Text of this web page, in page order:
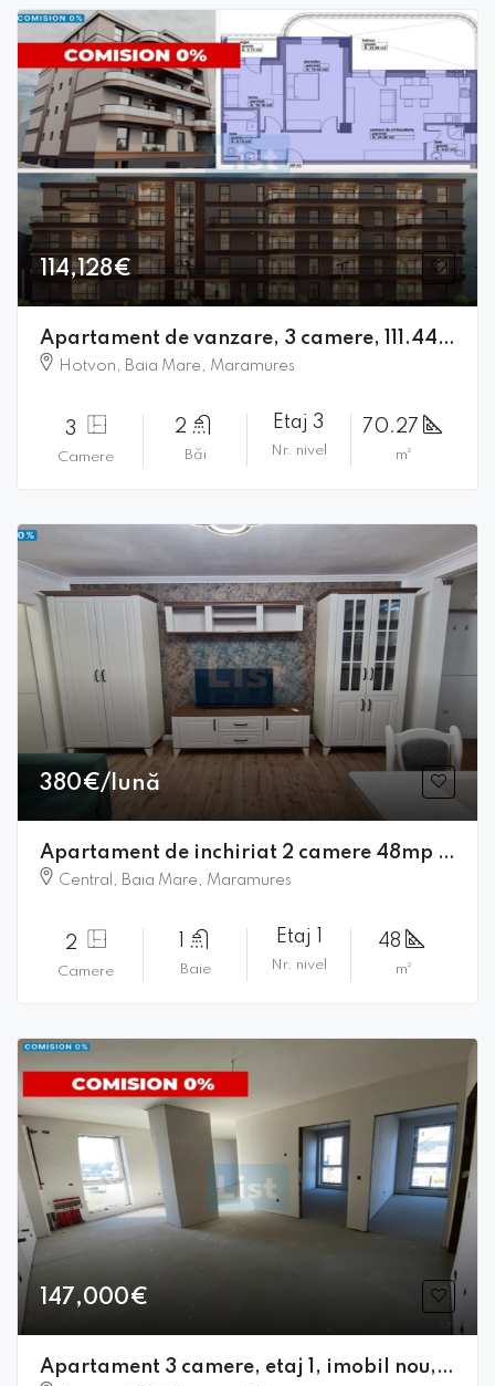
114,128€
Apartament de vanzare, 3 camere, 111.44mpc, lift, terasa, comision 0%
Hotvon, Baia Mare, Maramures
3
Camere
2
Băi
Etaj 3
Nr. nivel
70.27
m²
380€/lună
Apartament de inchiriat 2 camere 48mp George Cosbuc Comision 0
Central, Baia Mare, Maramures
2
Camere Baie
Etaj 1
Nr. nivel
48
m²
147,000€
Apartament 3 camere, etaj 1, imobil nou, zona Aeroport, Cluj-Napoca┃